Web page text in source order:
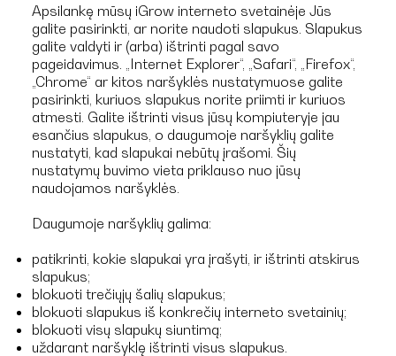
Apsilankę mūsų iGrow interneto svetainėje Jūs
galite pasirinkti, ar norite naudoti slapukus. Slapukus
galite valdyti ir (arba) ištrinti pagal savo
pageidavimus. „Internet Explorer“, „Safari“, „Firefox“,
„Chrome“ ar kitos naršyklės nustatymuose galite
pasirinkti, kuriuos slapukus norite priimti ir kuriuos
atmesti. Galite ištrinti visus jūsų kompiuteryje jau
esančius slapukus, o daugumoje naršyklių galite
nustatyti, kad slapukai nebūtų įrašomi. Šių
nustatymų buvimo vieta priklauso nuo jūsų
naudojamos naršyklės.
Daugumoje naršyklių galima:
patikrinti, kokie slapukai yra įrašyti, ir ištrinti atskirus
slapukus;
blokuoti trečiųjų šalių slapukus;
blokuoti slapukus iš konkrečių interneto svetainių;
blokuoti visų slapukų siuntimą;
uždarant naršyklę ištrinti visus slapukus.